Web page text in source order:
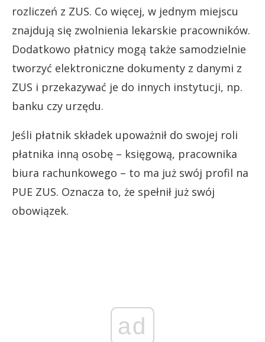
rozliczeń z ZUS. Co więcej, w jednym miejscu
znajdują się zwolnienia lekarskie pracowników.
Dodatkowo płatnicy mogą także samodzielnie
tworzyć elektroniczne dokumenty z danymi z
ZUS i przekazywać je do innych instytucji, np.
banku czy urzędu.
Jeśli płatnik składek upoważnił do swojej roli
płatnika inną osobę – księgową, pracownika
biura rachunkowego – to ma już swój profil na
PUE ZUS. Oznacza to, że spełnił już swój
obowiązek.
ad